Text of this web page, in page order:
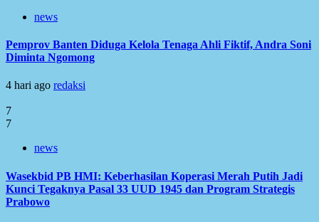
news
Pemprov Banten Diduga Kelola Tenaga Ahli Fiktif, Andra Soni
Diminta Ngomong
4 hari ago redaksi
7
7
news
Wasekbid PB HMI: Keberhasilan Koperasi Merah Putih Jadi
Kunci Tegaknya Pasal 33 UUD 1945 dan Program Strategis
Prabowo